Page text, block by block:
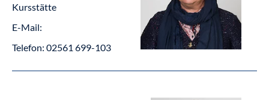
Kursstätte
E-Mail:
Telefon: 02561 699-103